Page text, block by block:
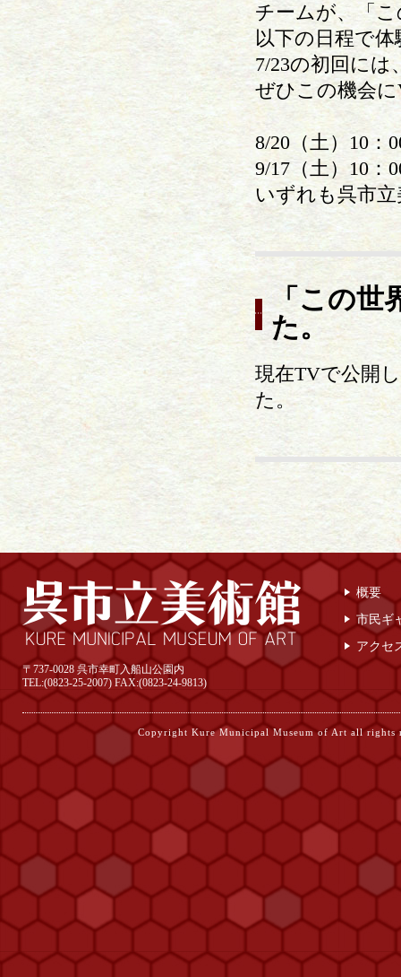
チームが、「
以下の日程で
7/23の初回には
ぜひこの機会
8/20（土）10：
9/17（土）10：
いずれも呉市
「この世
た。
現在TVで公開
た。
〒737-0028 呉市幸町入船山公園内
TEL:(0823-25-2007) FAX:(0823-24-9813)
概要
市民ギ
アクセ
Copyright Kure Municipal Museum of Art all rights